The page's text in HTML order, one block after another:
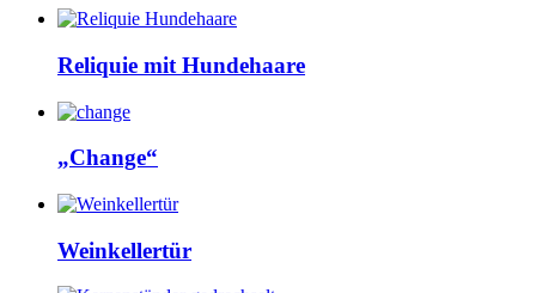
Reliquie mit Hundehaare
„Change“
Weinkellertür